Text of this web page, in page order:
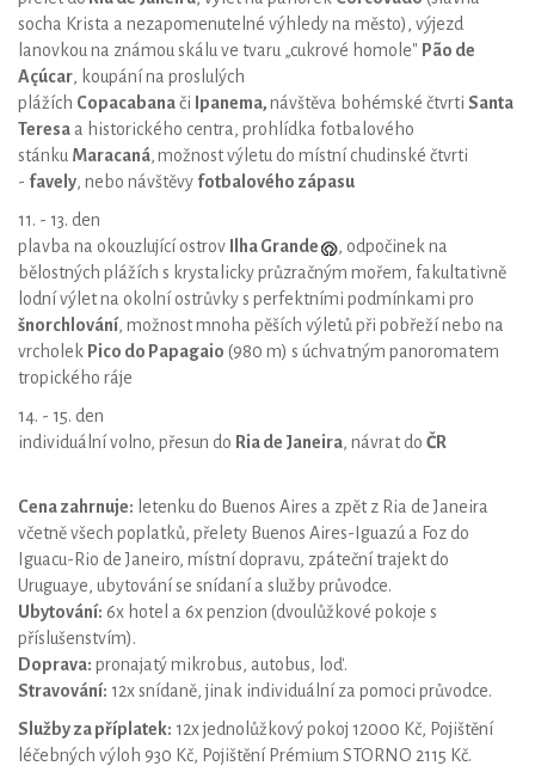
socha Krista a nezapomenutelné výhledy na město), výjezd
lanovkou na známou skálu ve tvaru „cukrové homole" Pão de
Açúcar, koupání na proslulých
plážích Copacabanači Ipanema,návštěva bohémské čtvrti Santa
Teresa a historického centra, prohlídka fotbalového
stánku Maracaná,možnost výletu do místní chudinské čtvrti
- favely, nebo návštěvy fotbalového zápasu
11. - 13. den
plavba na okouzlující ostrov
Ilha Grande
, odpočinek na
bělostných plážích s krystalicky průzračným mořem, fakultativně
lodní výlet na okolní ostrůvky s perfektními podmínkami pro
šnorchlování, možnost mnoha pěších výletů při pobřeží nebo na
vrcholek Pico do Papagaio (980 m) s úchvatným panoromatem
tropického ráje
14. - 15. den
individuální volno, přesun do Ria de Janeira, návrat do ČR
Cena zahrnuje: letenku do Buenos Aires a zpět z Ria de Janeira
včetně všech poplatků, přelety Buenos Aires-Iguazú a Foz do
Iguacu-Rio de Janeiro, místní dopravu, zpáteční trajekt do
Uruguaye, ubytování se snídaní a služby průvodce.
Ubytování: 6x hotel a 6x penzion (dvoulůžkové pokoje s
příslušenstvím).
Doprava: pronajatý mikrobus, autobus, loď.
Stravování: 12x snídaně, jinak individuální za pomoci průvodce.
Služby za příplatek: 12x jednolůžkový pokoj 12000 Kč, Pojištění
léčebných výloh 930 Kč, Pojištění Prémium STORNO 2115 Kč.